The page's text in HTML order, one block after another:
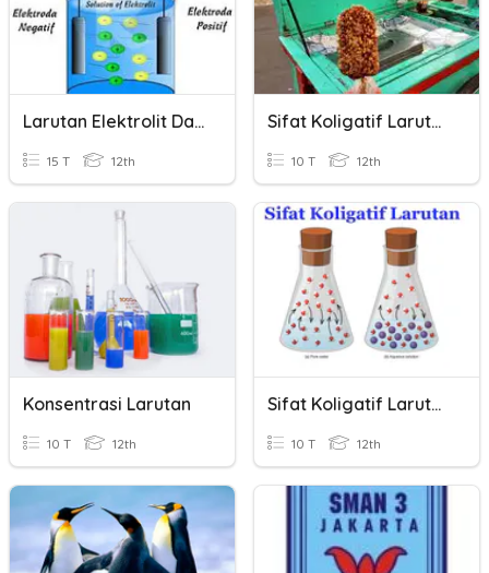
Larutan Elektrolit Dan Nonelektrolit
15 T 12th
Sifat Koligatif Larutan (Konsentrasi Larutan)
10 T 12th
Konsentrasi Larutan
10 T 12th
Sifat Koligatif Larutan
10 T 12th